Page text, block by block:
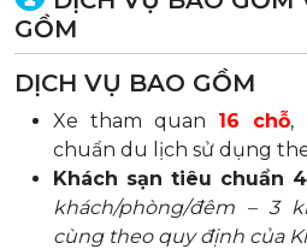
GỒM
DỊCH VỤ BAO GỒM
Xe tham quan 16 chỗ,
chuẩn du lịch sử dụng
Khách sạn tiêu chuẩn
khách/phòng/đêm – 3
cùng theo quy định của